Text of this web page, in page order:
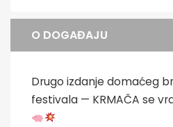
O DOGAĐAJU
Drugo izdanje domaćeg
festivala — KRMAČA se